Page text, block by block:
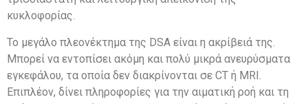
κυκλοφορίας.
Το μεγάλο πλεονέκτημα της DSA είναι η ακρίβειά της.
Μπορεί να εντοπίσει ακόμη και πολύ μικρά ανευρύσματα
εγκεφάλου, τα οποία δεν διακρίνονται σε CT ή MRI.
Επιπλέον, δίνει πληροφορίες για την αιματική ροή και τη